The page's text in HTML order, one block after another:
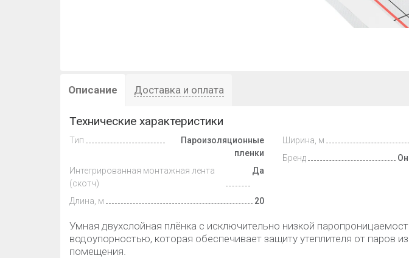
Описание Доставка и оплата
Технические характеристики
Тип
Пароизоляционные
пленки
Интегрированная монтажная лента
(скотч)
Да
Длина, м 20
Ширина, м
Бренд
Умная двухслойная плёнка с исключительно низкой
водоупорностью, которая обеспечивает защиту утеплителя от паров
помещения.